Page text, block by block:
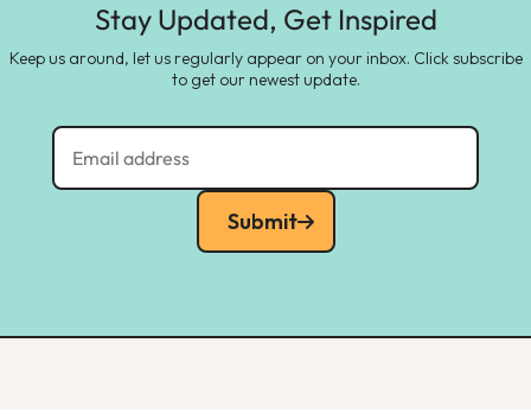
Stay Updated, Get Inspired
Keep us around, let us regularly appear on your inbox. Click subscribe
to get our newest update.
Submit